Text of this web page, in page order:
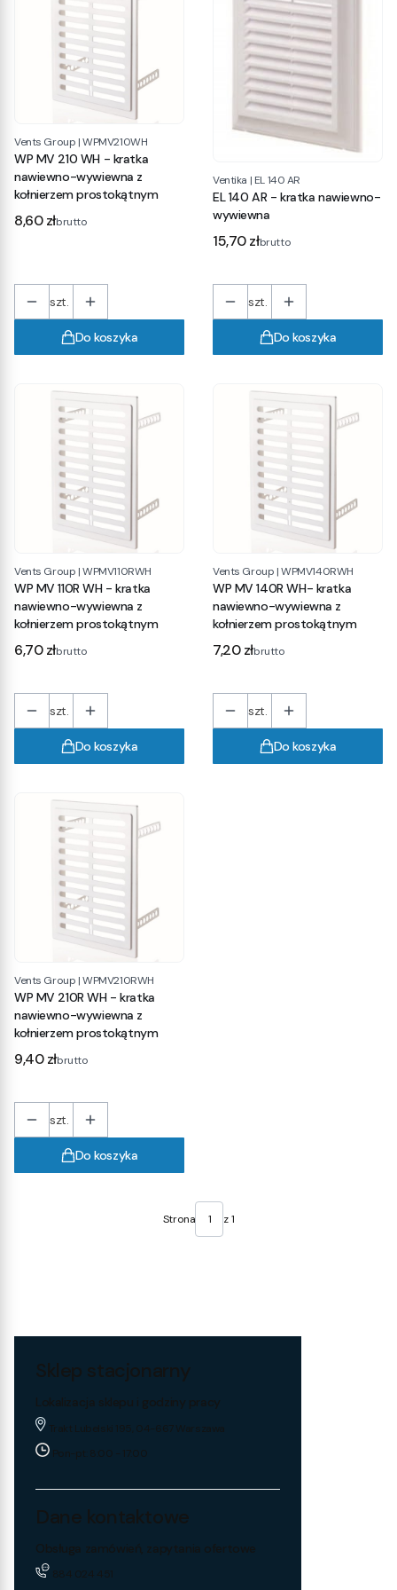
Vents Group |WPMV210WH
WP MV 210 WH - kratka
nawiewno-wywiewna z
kołnierzem prostokątnym
Cena
8,60 złbrutto
szt.
Do koszyka
Ventika | EL 140 AR
EL 140 AR - kratka nawiewno-
wywiewna
Cena
15,70 złbrutto
szt.
Do koszyka
Vents Group |WPMV110RWH
WP MV 110R WH - kratka
nawiewno-wywiewna z
kołnierzem prostokątnym
Cena
6,70 złbrutto
szt.
Do koszyka
Vents Group |WPMV140RWH
WP MV 140R WH- kratka
nawiewno-wywiewna z
kołnierzem prostokątnym
Cena
7,20 złbrutto
szt.
Do koszyka
Vents Group |WPMV210RWH
WP MV 210R WH - kratka
nawiewno-wywiewna z
kołnierzem prostokątnym
Cena
9,40 złbrutto
szt.
Do koszyka
Strona z 1
Sklep stacjonarny
Lokalizacja sklepu i godziny pracy
Trakt Lubelski 195, 04-667 Warszawa
Pon-pt: 8:00 - 17:00
Dane kontaktowe
Obsługa zamówień, zapytania ofertowe
884 024 451